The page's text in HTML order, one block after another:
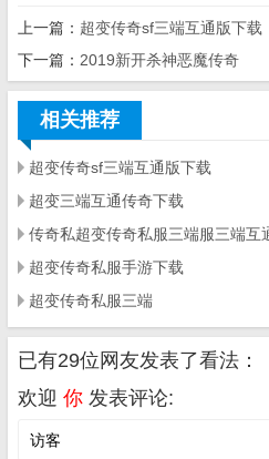
上一篇： 超变传奇sf三端互通版下载
下一篇： 2019新开杀神恶魔传奇
相关推荐
超变传奇sf三端互通版下载
超变三端互通传奇下载
传奇私超变传奇私服三端服三端互
超变传奇私服手游下载
超变传奇私服三端
已有29位网友发表了看法：
欢迎 你 发表评论: